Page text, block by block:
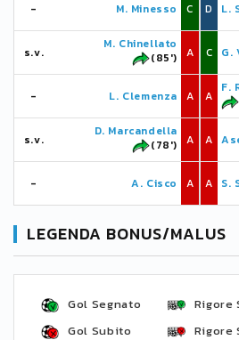
- M. Minesso C
s.v.
M. Chinellato
(85')
A
- L. Clemenza A
s.v.
D. Marcandella
(78')
A
- A. Cisco A
D L.
C G.
A
F.
A
A S.
LEGENDA BONUS/MALUS
Gol Segnato
Gol Subito
Rigore
Rigore